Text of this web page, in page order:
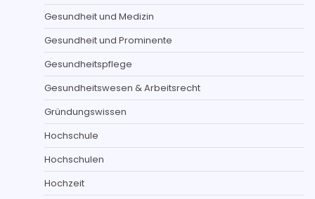
Gesundheit und Medizin
Gesundheit und Prominente
Gesundheitspflege
Gesundheitswesen & Arbeitsrecht
Gründungswissen
Hochschule
Hochschulen
Hochzeit